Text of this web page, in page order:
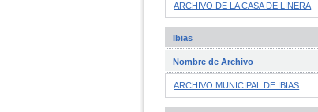
ARCHIVO DE LA CASA DE LINERA
Ibias
Nombre de Archivo
ARCHIVO MUNICIPAL DE IBIAS